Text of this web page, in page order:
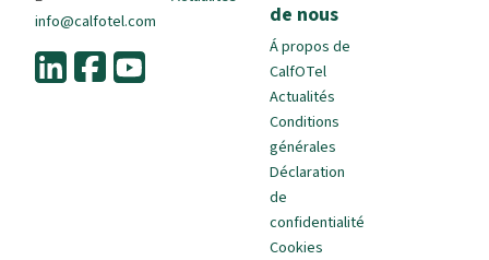
info@calfotel.com
de nous
Á propos de
CalfOTel
Actualités
Conditions
générales
Déclaration
de
confidentialité
Cookies